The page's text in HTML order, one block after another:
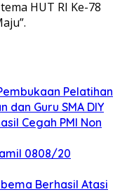
HUT RI Ke-78
Pelatihan
dan Guru SMA DIY
Cegah PMI Non
0808/20
Berhasil Atasi